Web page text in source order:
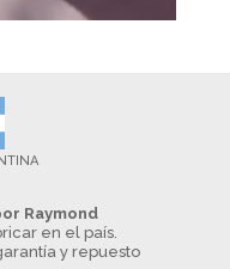
Raymond
en el país.
y repuesto